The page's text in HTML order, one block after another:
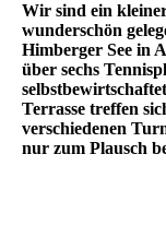
Wir sind ein
wunderschön
Himberger See in
über sechs
Terrasse treffen
verschiedenen
nur zum Plausch